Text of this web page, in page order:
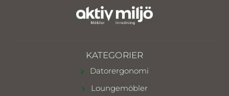
KATEGORIER
Datorergonomi
Loungemöbler